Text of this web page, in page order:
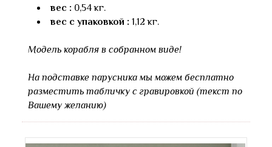
вес : 0,54 кг.
вес с упаковкой : 1,12 кг.
Модель корабля в собранном виде!
На подставке парусника мы можем бесплатно
разместить табличку с гравировкой (текст по
Вашему желанию)